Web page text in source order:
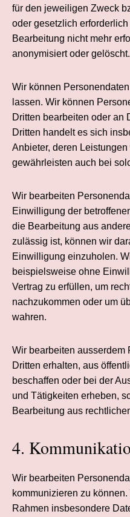
für den jeweiligen Zweck
oder gesetzlich
Bearbeitung nicht mehr
anonymisiert oder gelöscht.
Wir können Personendaten
lassen. Wir können
Dritten bearbeiten oder an
Dritten handelt es sich
Anbieter, deren
gewährleisten auch bei
Wir bearbeiten
Einwilligung der
die Bearbeitung aus
zulässig ist, können wir
Einwilligung einzuholen.
beispielsweise ohne
Vertrag zu erfüllen, um
nachzukommen oder um
wahren.
Wir bearbeiten ausserdem
Dritten erhalten, aus
beschaffen oder bei der
und Tätigkeiten erheben,
Bearbeitung aus
4.
Wir bearbeiten
kommunizieren zu
Rahmen insbesondere